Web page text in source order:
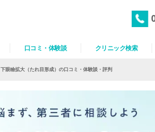
口コミ・体験談 クリニック検索
下眼瞼拡大（たれ目形成）の口コミ・体験談・評判